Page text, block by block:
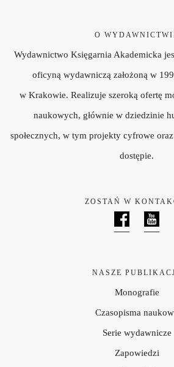
O
Wydawnictwo Księgarnia Akademicka
oficyną wydawniczą założoną w
w Krakowie. Realizuje szeroką ofertę
naukowych, głównie w dziedzinie
społecznych, w tym projekty cyfrowe
dostępie.
ZOSTAŃ W
NASZE
Monografie
Czasopisma
Serie wydawnicze
Zapowiedzi